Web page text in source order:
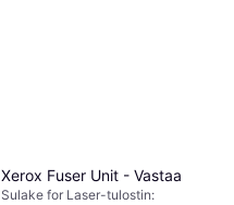
Xerox Fuser Unit - Vastaa
Sulake for Laser-tulostin: